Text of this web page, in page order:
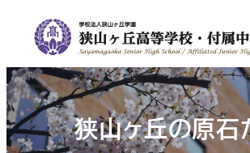
狭山ヶ丘の原石